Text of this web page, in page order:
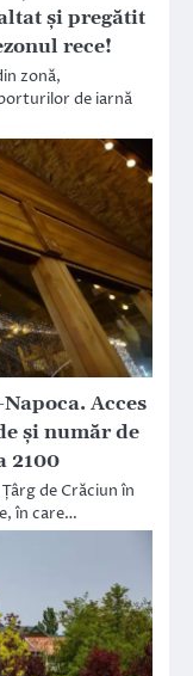
şi pregătit
rece!
zonă,
de iarnă
Acces
și număr de
2100
de Crăciun în
în care…